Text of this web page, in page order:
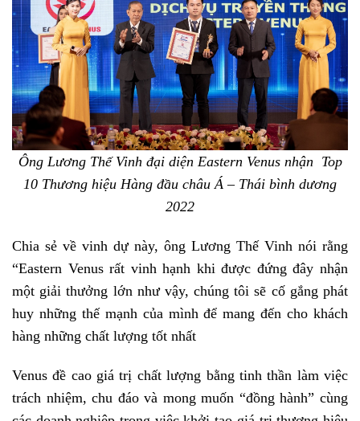
Ông Lương Thế Vinh đại diện Eastern Venus nhận Top
10 Thương hiệu Hàng đầu châu Á – Thái bình dương
2022
Chia sẻ về vinh dự này, ông Lương Thế Vinh nói rằng
“Eastern Venus rất vinh hạnh khi được đứng đây nhận
một giải thưởng lớn như vậy, chúng tôi sẽ cố gắng phát
huy những thế mạnh của mình để mang đến cho khách
hàng những chất lượng tốt nhất
Venus đề cao giá trị chất lượng bằng tinh thần làm việc
trách nhiệm, chu đáo và mong muốn “đồng hành” cùng